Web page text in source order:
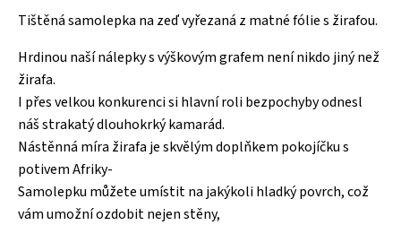
Tištěná samolepka na zeď vyřezaná z matné fólie s žirafou.
Hrdinou naší nálepky s výškovým grafem není nikdo jiný než
žirafa.
I přes velkou konkurenci si hlavní roli bezpochyby odnesl
náš strakatý dlouhokrký kamarád.
Nástěnná míra žirafa je skvělým doplňkem pokojíčku s
potivem Afriky-
Samolepku můžete umístit na jakýkoli hladký povrch, což
vám umožní ozdobit nejen stěny,